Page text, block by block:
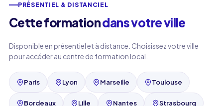
PRÉSENTIEL & DISTANCIEL
Cette formationdans votre ville
Disponible en présentiel et à distance. Choisissez votre ville
pour accéder au centre de formation local.
Paris Lyon Marseille Toulouse
Bordeaux Lille Nantes Strasbourg